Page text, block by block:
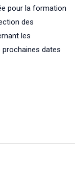
pour la formation
des
les
prochaines dates